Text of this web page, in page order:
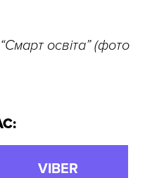
освіта” (фото
VIBER